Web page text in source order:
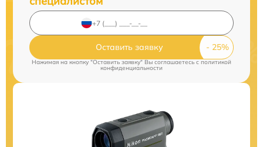
Оставить заявку
Нажимая на кнопку "Оставить заявку" Вы соглашаетесь cполитикой
конфиденциальности